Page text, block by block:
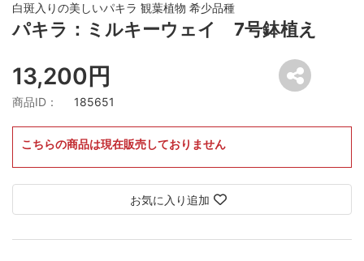
白斑入りの美しいパキラ 観葉植物 希少品種
パキラ：ミルキーウェイ 7号鉢植え
13,200円
商品ID： 185651
こちらの商品は現在販売しておりません
お気に入り追加